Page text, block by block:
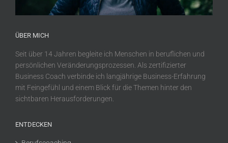
ÜBER MICH
Seit über 14 Jahren begleite ich Menschen in beruflichen und
persönlichen Veränderungsprozessen. Als zertifizierter
Business Coach verbinde ich langjährige Business-Erfahrung
mit Feingefühl und einem Blick für die Themen hinter den
sichtbaren Herausforderungen.
ENTDECKEN